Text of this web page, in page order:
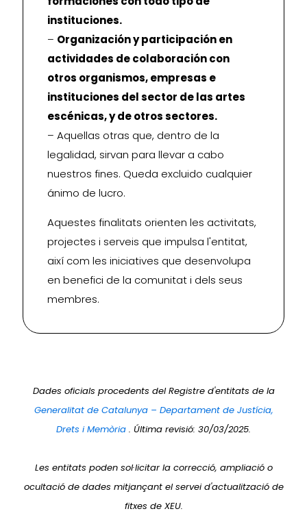
instituciones.
– Organización y participación en
actividades de colaboración con
otros organismos, empresas e
instituciones del sector de las artes
escénicas, y de otros sectores.
– Aquellas otras que, dentro de la
legalidad, sirvan para llevar a cabo
nuestros fines. Queda excluido cualquier
ánimo de lucro.
Aquestes finalitats orienten les activitats,
projectes i serveis que impulsa l'entitat,
així com les iniciatives que desenvolupa
en benefici de la comunitat i dels seus
membres.
Dades oficials procedents del Registre d'entitats de la
Generalitat de Catalunya – Departament de Justícia,
Drets i Memòria . Última revisió: 30/03/2025.
Les entitats poden sol·licitar la correcció, ampliació o
ocultació de dades mitjançant el servei d'actualització de
fitxes de XEU.